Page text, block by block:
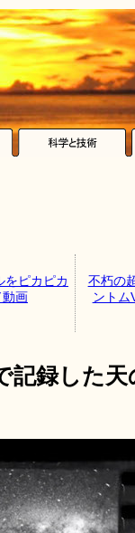
をピカピカ
動画
不朽の
ントム
記録した